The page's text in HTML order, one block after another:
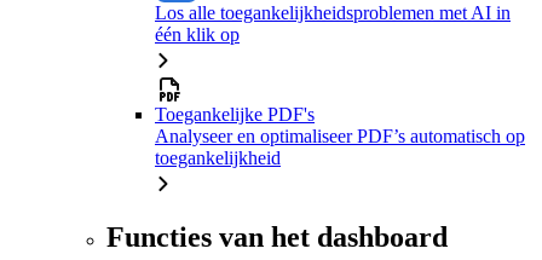
Los alle toegankelijkheidsproblemen met AI in
één klik op
Toegankelijke PDF's
Analyseer en optimaliseer PDF’s automatisch op
toegankelijkheid
Functies van het dashboard